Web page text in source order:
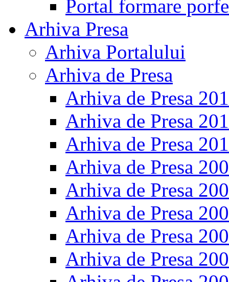
Portal formare
Arhiva Presa
Arhiva Portalului
Arhiva de Presa
Arhiva de Presa
Arhiva de Presa
Arhiva de Presa
Arhiva de Presa
Arhiva de Presa
Arhiva de Presa
Arhiva de Presa
Arhiva de Presa